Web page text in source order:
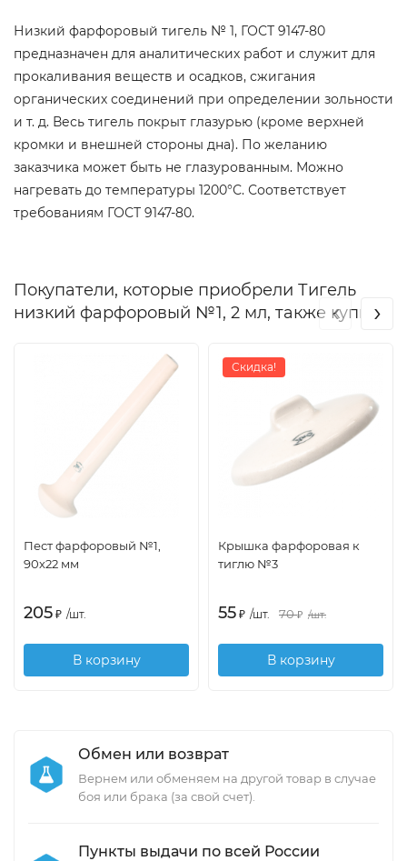
Низкий фарфоровый тигель № 1, ГОСТ 9147-80
предназначен для аналитических работ и служит для
прокаливания веществ и осадков, сжигания
органических соединений при определении зольности
и т. д. Весь тигель покрыт глазурью (кроме верхней
кромки и внешней стороны дна). По желанию
заказчика может быть не глазурованным. Можно
нагревать до температуры 1200°С. Соответствует
требованиям ГОСТ 9147-80.
Покупатели, которые приобрели Тигель
низкий фарфоровый №1, 2 мл, также купили
Пест фарфоровый №1,
90х22 мм
205 ₽ /шт.
В корзину
Скидка!
Крышка фарфоровая к
тиглю №3
55 ₽ /шт. 70 ₽ /шт.
В корзину
‹ ›
Обмен или возврат
Вернем или обменяем на другой товар в случае
боя или брака (за свой счет).
Пункты выдачи по всей России